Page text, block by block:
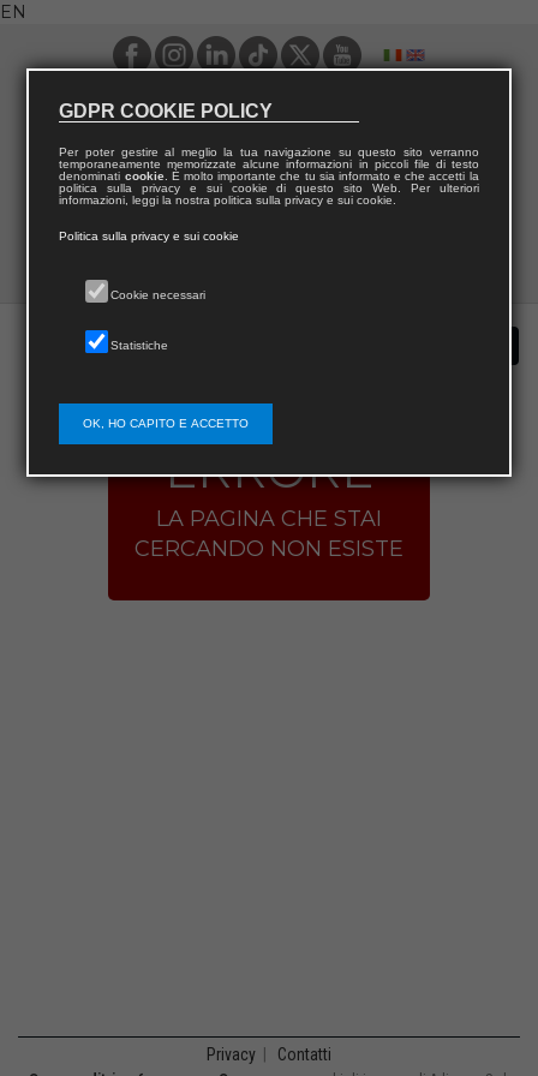
EN
ERRORE
LA PAGINA CHE STAI
CERCANDO NON ESISTE
Privacy Contatti
GDPR COOKIE POLICY
Per poter gestire al meglio la tua navigazione su questo sito verranno
temporaneamente memorizzate alcune informazioni in piccoli file di testo
denominati cookie. È molto importante che tu sia informato e che accetti la
politica sulla privacy e sui cookie di questo sito Web. Per ulteriori
informazioni, leggi la nostra politica sulla privacy e sui cookie.
Politica sulla privacy e sui cookie
Cookie necessari
Statistiche
OK, HO CAPITO E ACCETTO